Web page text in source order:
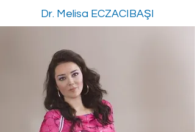
Dr. Melisa ECZACIBAŞI